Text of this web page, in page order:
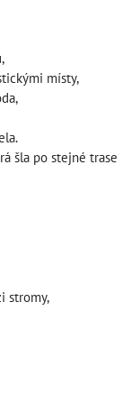
místy,
šla po stejné trase
stromy,